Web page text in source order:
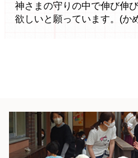
神さまの守りの中で伸び伸
欲しいと願っています。(か